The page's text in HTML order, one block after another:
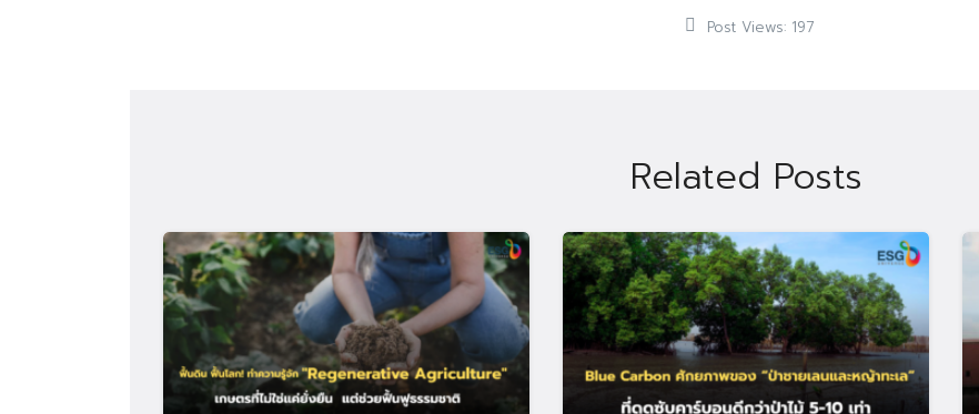
Post Views: 197
Related Posts